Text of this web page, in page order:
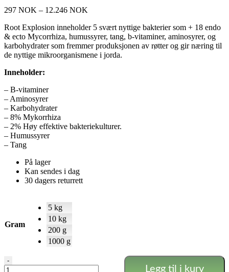
297 NOK – 12.246 NOK
til
12.246 NOK
Root Explosion inneholder 5 svært nyttige bakterier som + 18 endo
& ecto Mycorrhiza, humussyrer, tang, b-vitaminer, aminosyrer, og
karbohydrater som fremmer produksjonen av røtter og gir næring til
de nyttige mikroorganismene i jorda.
Inneholder:
– B-vitaminer
– Aminosyrer
– Karbohydrater
– 8% Mykorrhiza
– 2% Høy effektive bakteriekulturer.
– Humussyrer
– Tang
På lager
Kan sendes i dag
30 dagers returrett
Gram
5 kg
10 kg
200 g
1000 g
ROOT
EXPLOSION
-
Legg til i kurv